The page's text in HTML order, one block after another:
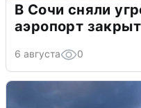
В Сочи сняли
аэропорт закрыт
6 августа 0